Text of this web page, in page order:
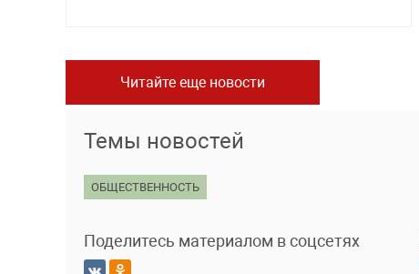
Читайте еще новости
Темы новостей
ОБЩЕСТВЕННОСТЬ
Поделитесь материалом в соцсетях